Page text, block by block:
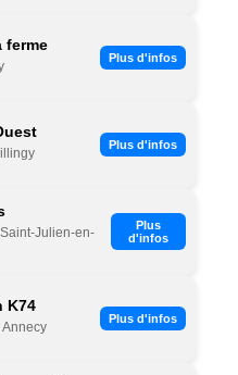
ferme
Plus d'infos
Plus d'infos
Julien-en-
Plus
d'infos
K74
Annecy
Plus d'infos